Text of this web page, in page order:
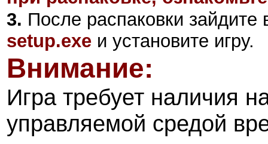
3. После распаковки зайдите
setup.exe и установите игру.
Внимание:
Игра требует наличия
управляемой средой